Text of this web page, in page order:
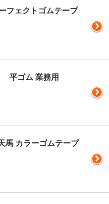
フェクトゴムテープ
平ゴム 業務用
馬 カラーゴムテープ